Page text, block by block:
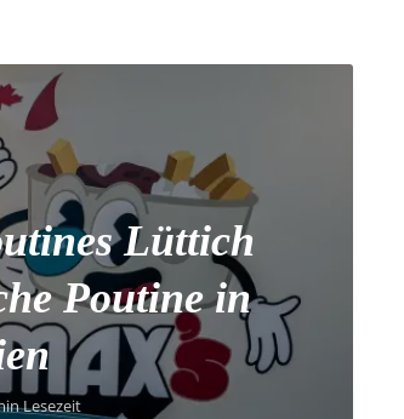
Lüttich
Poutine in
Lesezeit